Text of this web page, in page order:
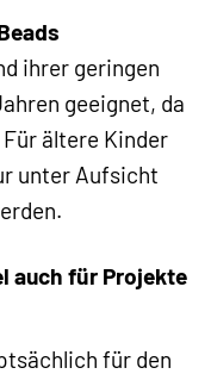
ihrer geringen
geeignet, da
ältere Kinder
unter Aufsicht
auch für Projekte
für den